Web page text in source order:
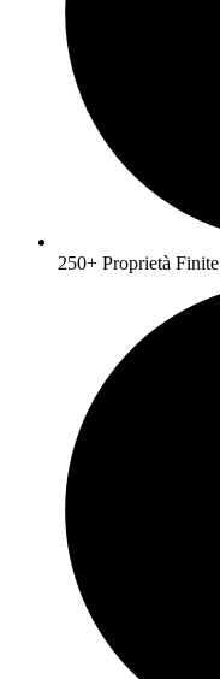
250+ Proprietà Finite